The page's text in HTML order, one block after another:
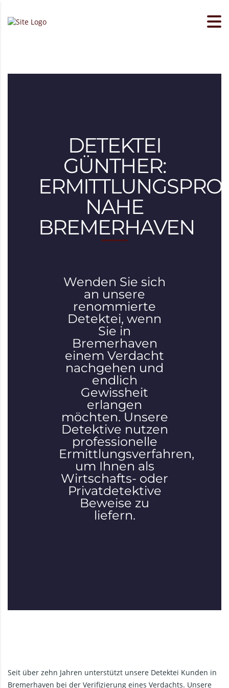
DETEKTEI
GÜNTHER:
NAHE
BREMERHAVEN
Wenden Sie sich
an unsere
renommierte
Detektei, wenn
Sie in
Bremerhaven
einem Verdacht
nachgehen und
endlich
Gewissheit
erlangen
möchten. Unsere
Detektive nutzen
professionelle
Ermittlungsverfahren,
um Ihnen als
Wirtschafts- oder
Privatdetektive
Beweise zu
liefern.
Seit über zehn Jahren unterstützt unsere Detektei Kunden in
Bremerhaven bei der Verifizierung eines Verdachts. Unsere